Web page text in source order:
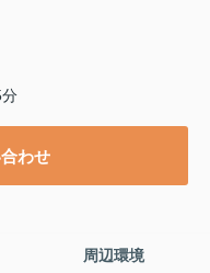
わせ
周辺環境